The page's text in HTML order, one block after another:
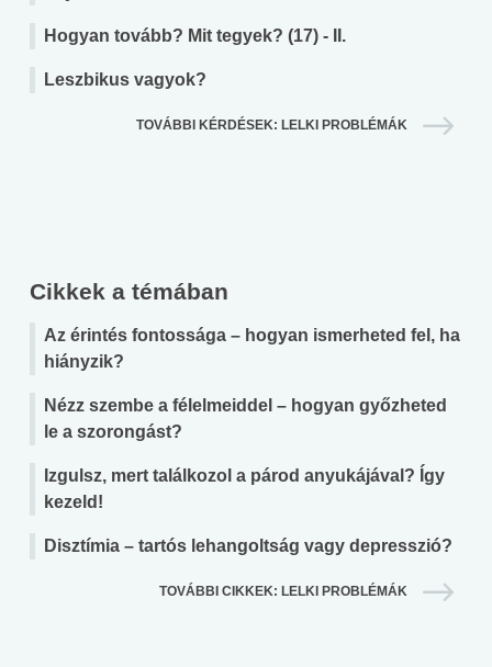
Hogyan tovább? Mit tegyek? (17) - II.
Leszbikus vagyok?
TOVÁBBI KÉRDÉSEK: LELKI PROBLÉMÁK
Cikkek a témában
Az érintés fontossága – hogyan ismerheted fel, ha
hiányzik?
Nézz szembe a félelmeiddel – hogyan győzheted
le a szorongást?
Izgulsz, mert találkozol a párod anyukájával? Így
kezeld!
Disztímia – tartós lehangoltság vagy depresszió?
TOVÁBBI CIKKEK: LELKI PROBLÉMÁK